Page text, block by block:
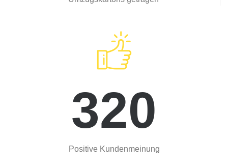
320
Positive Kundenmeinung